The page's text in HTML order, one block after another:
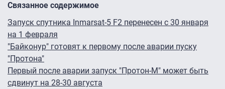
Связанное содержимое
Запуск спутника Inmarsat-5 F2 перенесен с 30 января
на 1 февраля
"Байконур" готовят к первому после аварии пуску
"Протона"
Первый после аварии запуск "Протон-М" может быть
сдвинут на 28-30 августа